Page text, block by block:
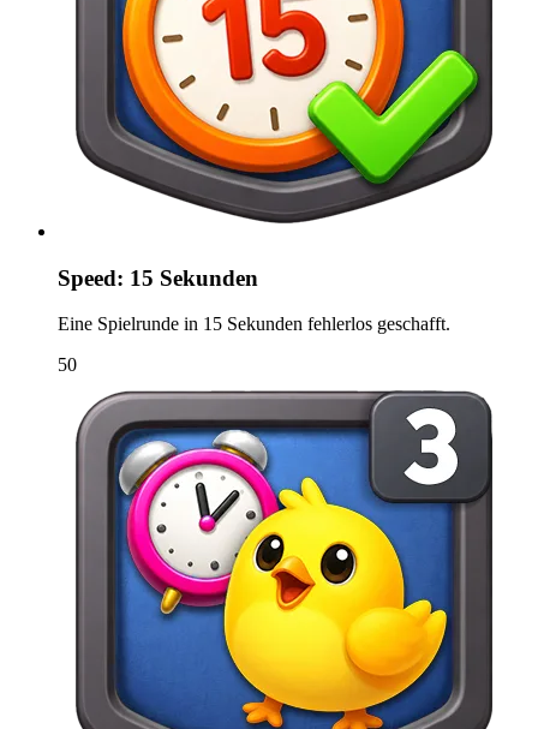
Speed: 15 Sekunden
Eine Spielrunde in 15 Sekunden fehlerlos geschafft.
50